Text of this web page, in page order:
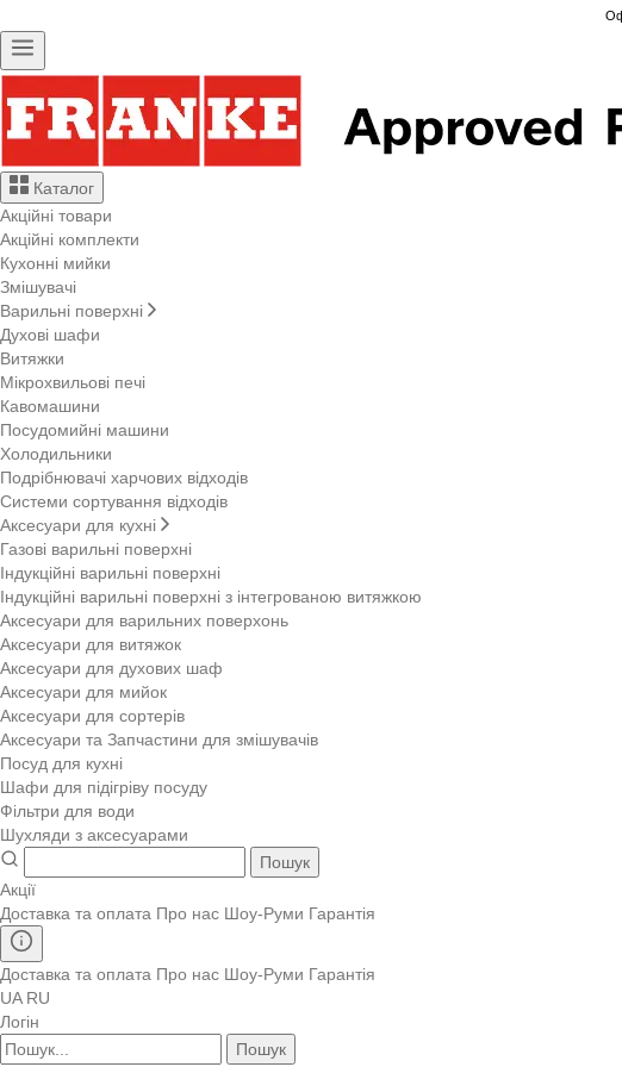
Каталог
Акційні товари
Акційні комплекти
Кухонні мийки
Змішувачі
Варильні поверхні
Духові шафи
Витяжки
Мікрохвильові печі
Кавомашини
Посудомийні машини
Холодильники
Подрібнювачі харчових відходів
Системи сортування відходів
Аксесуари для кухні
Газові варильні поверхні
Індукційні варильні поверхні
Індукційні варильні поверхні з інтегрованою витяжкою
Аксесуари для варильних поверхонь
Аксесуари для витяжок
Аксесуари для духових шаф
Аксесуари для мийок
Аксесуари для сортерів
Аксесуари та Запчастини для змішувачів
Посуд для кухні
Шафи для підігріву посуду
Фільтри для води
Шухляди з аксесуарами
Пошук
Акції
Доставка та оплата Про нас Шоу-Руми Гарантія
Доставка та оплата Про нас Шоу-Руми Гарантія
UA RU
Логін
Пошук